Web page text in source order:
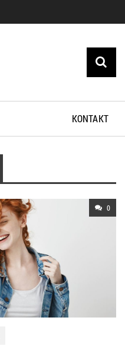
KONTAKT
0